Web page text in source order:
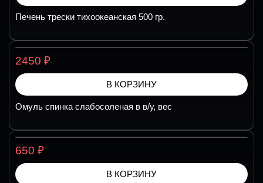
Печень трески тихоокеанская 500 гр.
2450 ₽
В КОРЗИНУ
Омуль спинка слабосоленая в в/у, вес
650 ₽
В КОРЗИНУ